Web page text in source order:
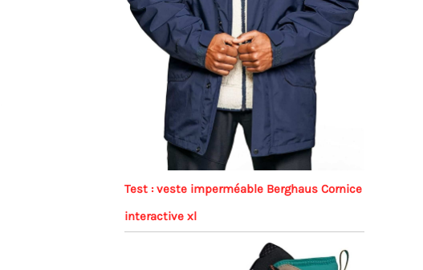
Test : veste imperméable Berghaus Cornice
interactive xl